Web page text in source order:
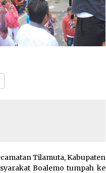
Tilamuta, Kabupaten
Boalemo tumpah ke